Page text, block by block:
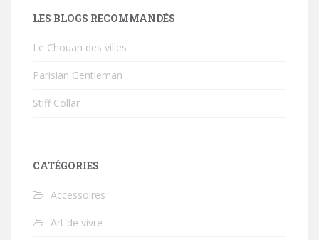
LES BLOGS RECOMMANDÉS
Le Chouan des villes
Parisian Gentleman
Stiff Collar
CATÉGORIES
Accessoires
Art de vivre